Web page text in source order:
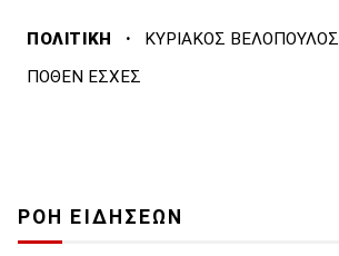
ΠΟΛΙΤΙΚΗ · ΚΥΡΙΑΚΟΣ ΒΕΛΟΠΟΥΛΟΣ
ΠΟΘΕΝ ΕΣΧΕΣ
ΡΟΗ ΕΙΔΗΣΕΩΝ